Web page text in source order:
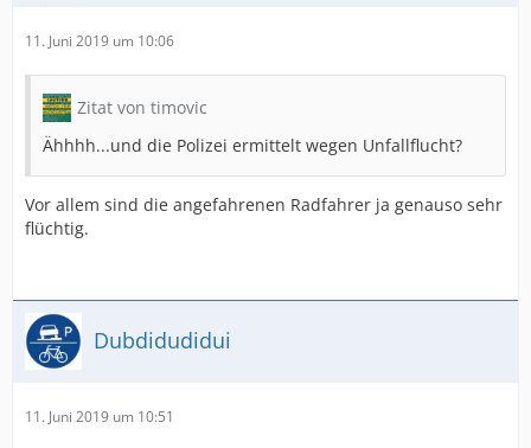
11. Juni 2019 um 10:06
Zitat von timovic
Ähhhh...und die Polizei ermittelt wegen Unfallflucht?
Vor allem sind die angefahrenen Radfahrer ja genauso sehr
flüchtig.
Dubdidudidui
11. Juni 2019 um 10:51